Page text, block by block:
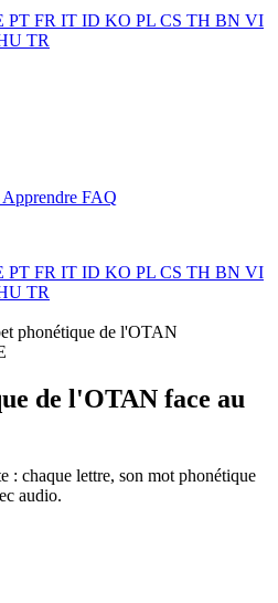
PT FR IT ID KO PL CS TH BN VI
TR
Apprendre FAQ
PT FR IT ID KO PL CS TH BN VI
TR
phonétique de l'OTAN
de l'OTAN face au
: chaque lettre, son mot phonétique
audio.